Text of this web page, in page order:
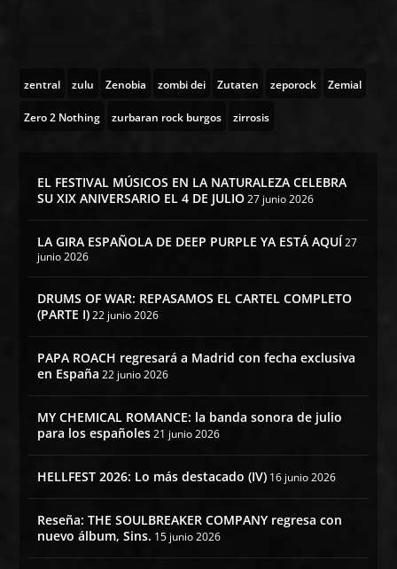
zentral zulu Zenobia zombi dei Zutaten zeporock Zemial
Zero 2 Nothing zurbaran rock burgos zirrosis
EL FESTIVAL MÚSICOS EN LA NATURALEZA CELEBRA
SU XIX ANIVERSARIO EL 4 DE JULIO 27 junio 2026
LA GIRA ESPAÑOLA DE DEEP PURPLE YA ESTÁ AQUÍ 27
junio 2026
DRUMS OF WAR: REPASAMOS EL CARTEL COMPLETO
(PARTE I) 22 junio 2026
PAPA ROACH regresará a Madrid con fecha exclusiva
en España 22 junio 2026
MY CHEMICAL ROMANCE: la banda sonora de julio
para los españoles 21 junio 2026
HELLFEST 2026: Lo más destacado (IV) 16 junio 2026
Reseña: THE SOULBREAKER COMPANY regresa con
nuevo álbum, Sins. 15 junio 2026